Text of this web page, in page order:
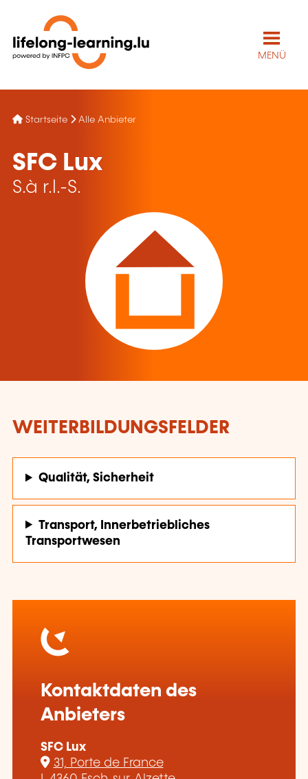
MENÜ
Startseite Alle Anbieter
SFC Lux
S.à r.l.-S.
WEITERBILDUNGSFELDER
Qualität, Sicherheit
Transport, Innerbetriebliches
Transportwesen
Kontaktdaten des
Anbieters
SFC Lux
31, Porte de France